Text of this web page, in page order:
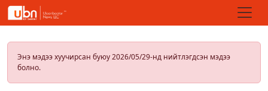
Энэ мэдээ хуучирсан буюу 2026/05/29-нд нийтлэгдсэн мэдээ
болно.